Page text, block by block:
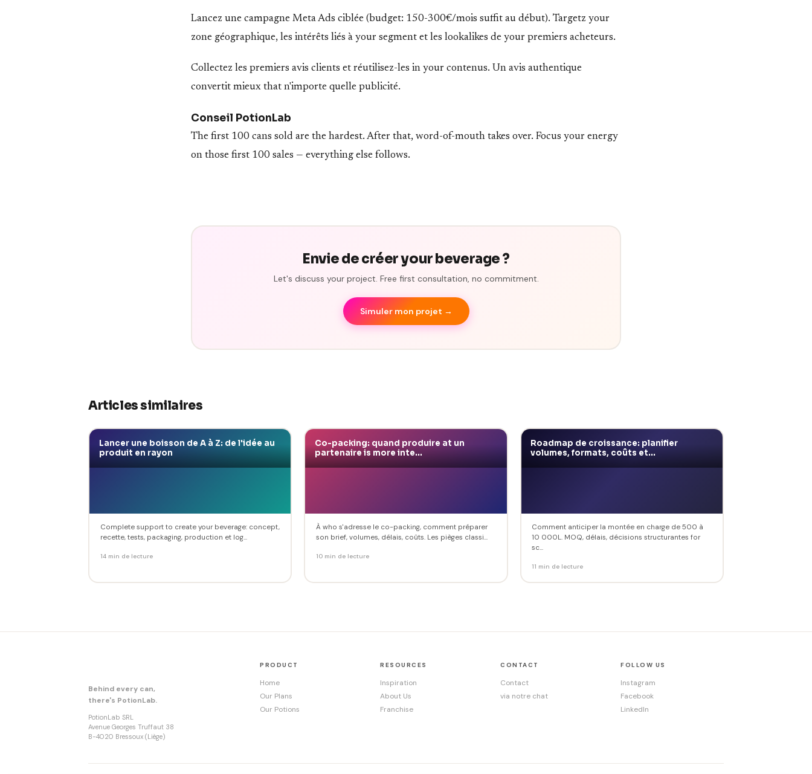
Lancez une campagne Meta Ads ciblée (budget: 150-300€/mois suffit au début). Targetz your
zone géographique, les intérêts liés à your segment et les lookalikes de your premiers acheteurs.
Collectez les premiers avis clients et réutilisez-les in your contenus. Un avis authentique
convertit mieux that n'importe quelle publicité.
Conseil PotionLab
The first 100 cans sold are the hardest. After that, word-of-mouth takes over. Focus your energy
on those first 100 sales — everything else follows.
Envie de créer your beverage ?
Let's discuss your project. Free first consultation, no commitment.
Simuler mon projet →
Articles similaires
Lancer une boisson de A à Z: de l'idée au
produit en rayon
Complete support to create your beverage: concept,
recette, tests, packaging, production et log...
14 min de lecture
Co-packing: quand produire at un
partenaire is more inte...
À who s'adresse le co-packing, comment préparer
son brief, volumes, délais, coûts. Les pièges classi...
10 min de lecture
Roadmap de croissance: planifier
volumes, formats, coûts et...
Comment anticiper la montée en charge de 500 à
10 000L. MOQ, délais, décisions structurantes for
sc...
11 min de lecture
Behind every can,
there's PotionLab.
PotionLab SRL
Avenue Georges Truffaut 38
B-4020 Bressoux (Liège)
PRODUCT
Home
Our Plans
Our Potions
RESOURCES
Inspiration
About Us
Franchise
CONTACT
Contact
via notre chat
FOLLOW US
Instagram
Facebook
LinkedIn